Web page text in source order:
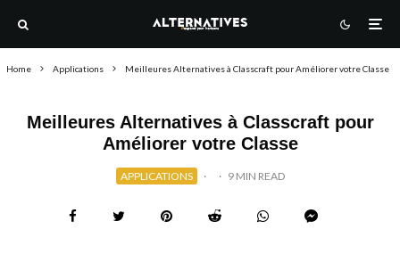
Home Applications Meilleures Alternatives à Classcraft pour Améliorer votre Classe
Meilleures Alternatives à Classcraft pour
Améliorer votre Classe
APPLICATIONS · · 9 MIN READ